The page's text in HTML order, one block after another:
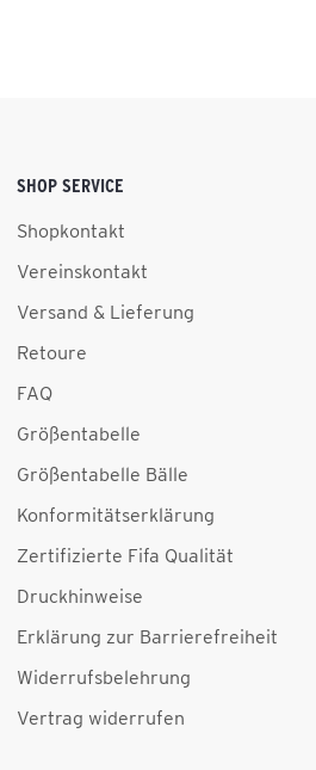
SHOP SERVICE
Shopkontakt
Vereinskontakt
Versand & Lieferung
Retoure
FAQ
Größentabelle
Größentabelle Bälle
Konformitätserklärung
Zertifizierte Fifa Qualität
Druckhinweise
Erklärung zur Barrierefreiheit
Widerrufsbelehrung
Vertrag widerrufen